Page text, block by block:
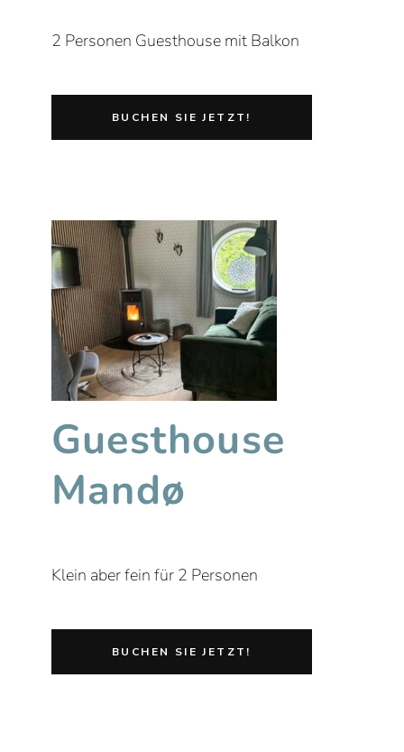
2 Personen Guesthouse mit Balkon
Guesthouse
Mandø
Klein aber fein für 2 Personen